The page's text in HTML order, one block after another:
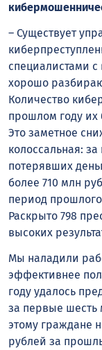
– Существует
специалистами
хорошо
Количество
прошлом году их
Это заметное
колоссальная:
потерявших
более 710 млн
период
Раскрыто 798
высоких
Мы наладили
эффективнее
году удалось
за первые шесть
этому граждане
рублей за